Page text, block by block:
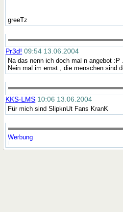
greeTz
Pr3d! 09:54 13.06.2004
Na das nenn ich doch mal n angebot :P .
Nein mal im ernst , die menschen sind
KKS-LMS 10:06 13.06.2004
Für mich sind SlipknUt Fans KranK
Werbung